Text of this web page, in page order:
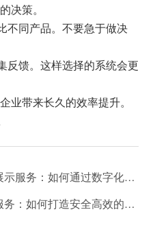
决策。
不同产品。不要急于做决
反馈。这样选择的系统会更
业带来长久的效率提升。
成都数传产品展示服务：如何通过数字化展示吸引潜在客户？
档案库房建设服务：如何打造安全高效的物理存储空间？